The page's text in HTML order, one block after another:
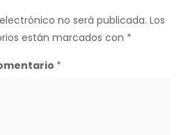
no será publicada. Los
están marcados con *
*